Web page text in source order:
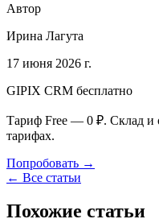
Автор
Ирина Лагута
17 июня 2026 г.
GIPIX CRM бесплатно
Тариф Free — 0 ₽. Склад и
тарифах.
Попробовать →
← Все статьи
Похожие статьи